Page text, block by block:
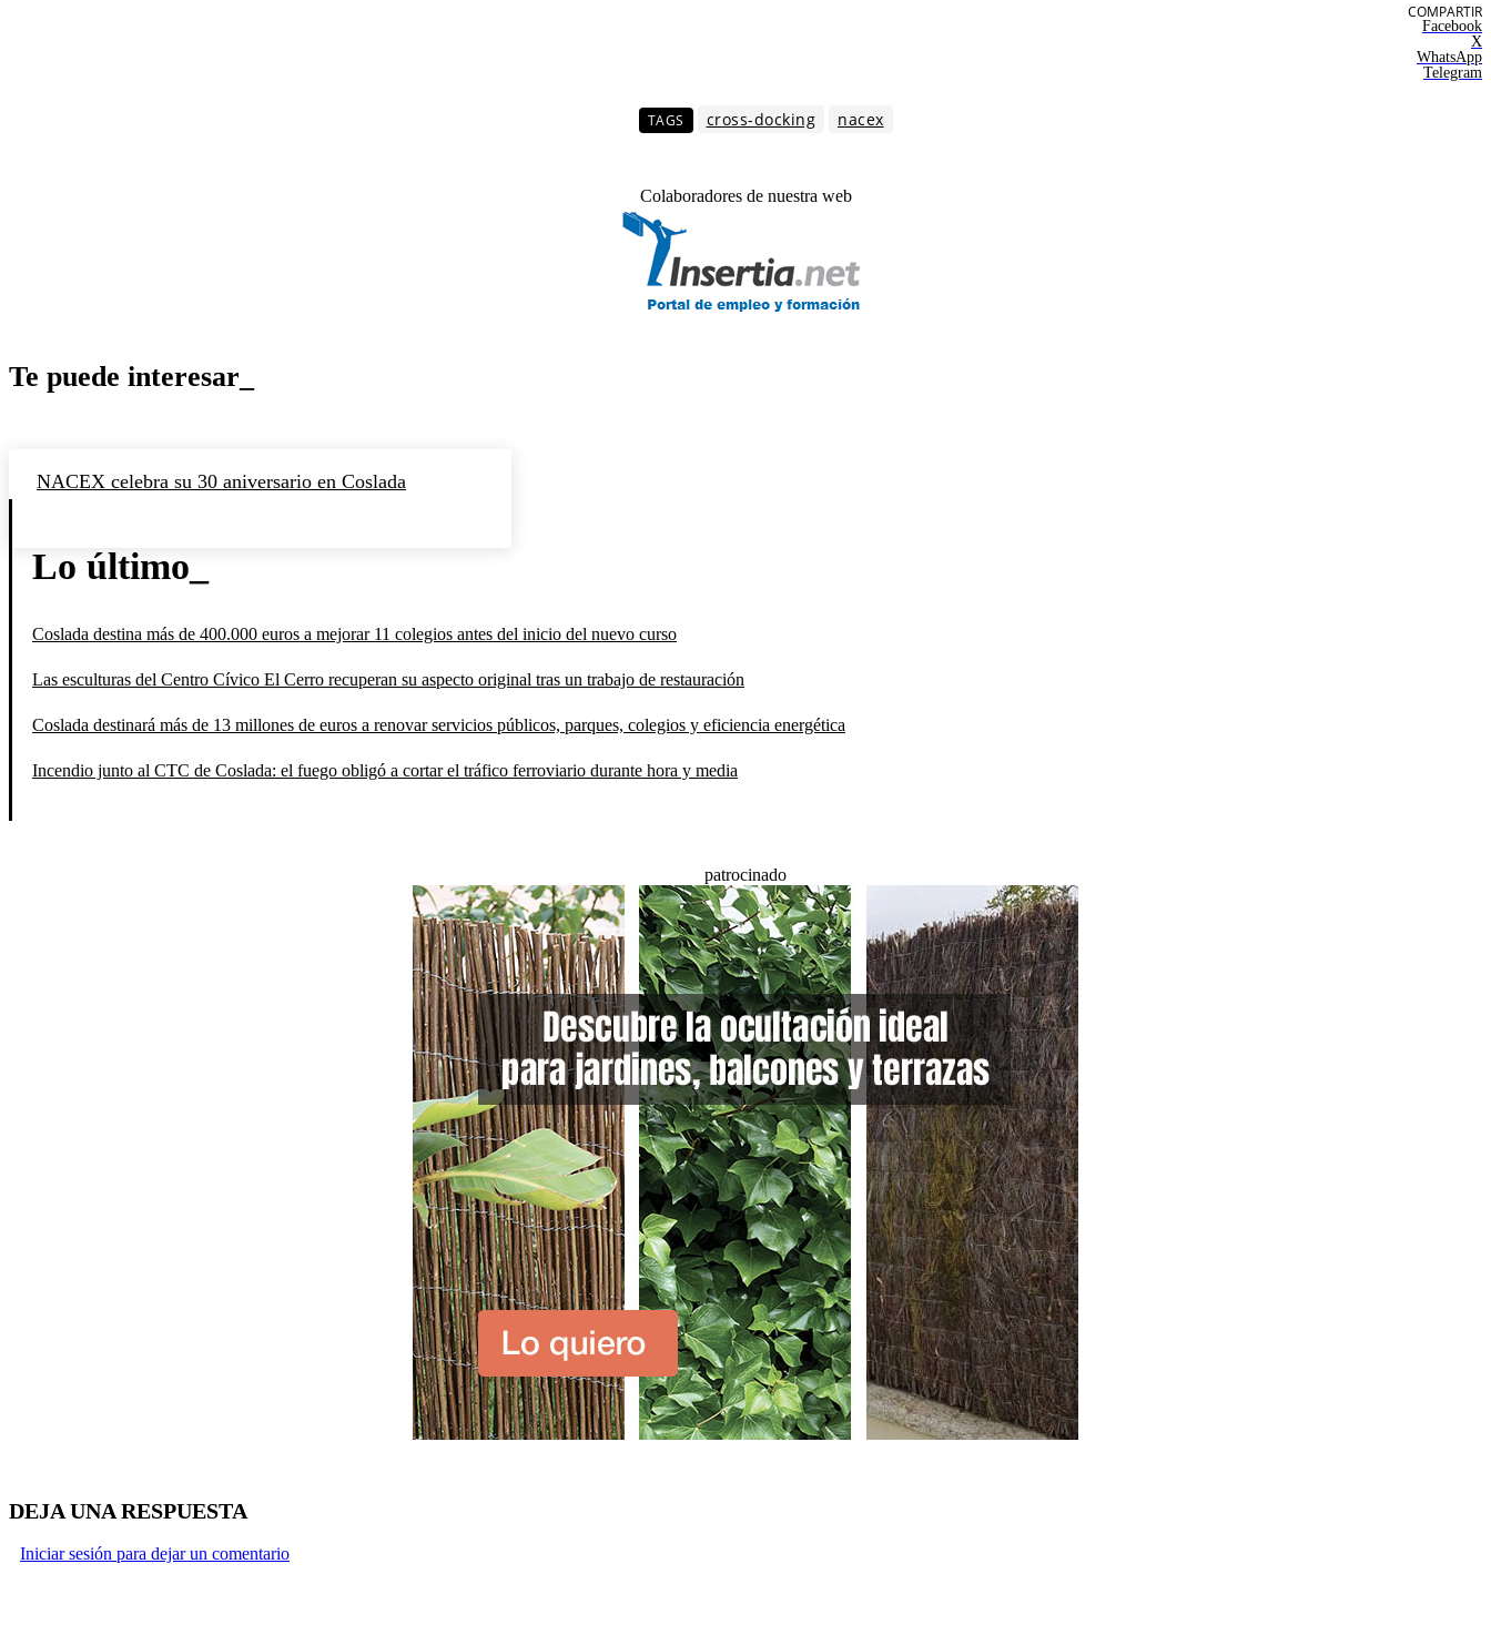
COMPARTIR
Facebook
X
WhatsApp
Telegram
TAGS cross-docking nacex
Colaboradores de nuestra web
Te puede interesar_
NACEX celebra su 30 aniversario en Coslada
Lo último_
Coslada destina más de 400.000 euros a mejorar 11 colegios antes del inicio del nuevo curso
Las esculturas del Centro Cívico El Cerro recuperan su aspecto original tras un trabajo de restauración
Coslada destinará más de 13 millones de euros a renovar servicios públicos, parques, colegios y eficiencia energética
Incendio junto al CTC de Coslada: el fuego obligó a cortar el tráfico ferroviario durante hora y media
patrocinado
DEJA UNA RESPUESTA
Iniciar sesión para dejar un comentario